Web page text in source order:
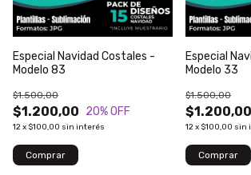
Especial Navidad Costales -
Modelo 83
$1.200,00
$1.500,00
20% OFF
12x $100,00 sin interés
Especial
Modelo 33
$1.200,00
$1.500,00
12x $100,00 sin